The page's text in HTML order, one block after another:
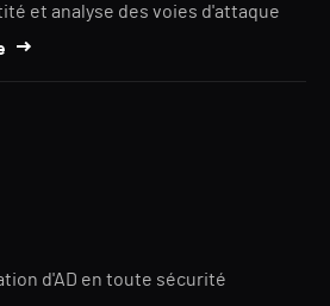
et analyse des voies d'attaque
d'AD en toute sécurité